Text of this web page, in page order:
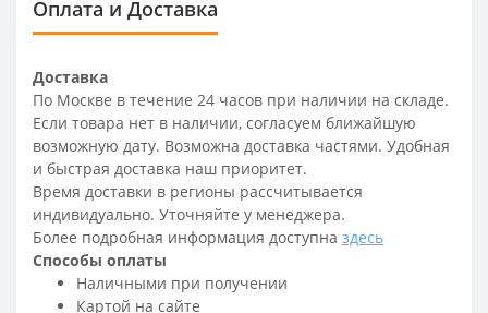
Оплата и Доставка
Доставка
По Москве в течение 24 часов при наличии на складе.
Если товара нет в наличии, согласуем ближайшую
возможную дату. Возможна доставка частями. Удобная
и быстрая доставка наш приоритет.
Время доставки в регионы рассчитывается
индивидуально. Уточняйте у менеджера.
Более подробная информация доступна здесь
Способы оплаты
Наличными при получении
Картой на сайте